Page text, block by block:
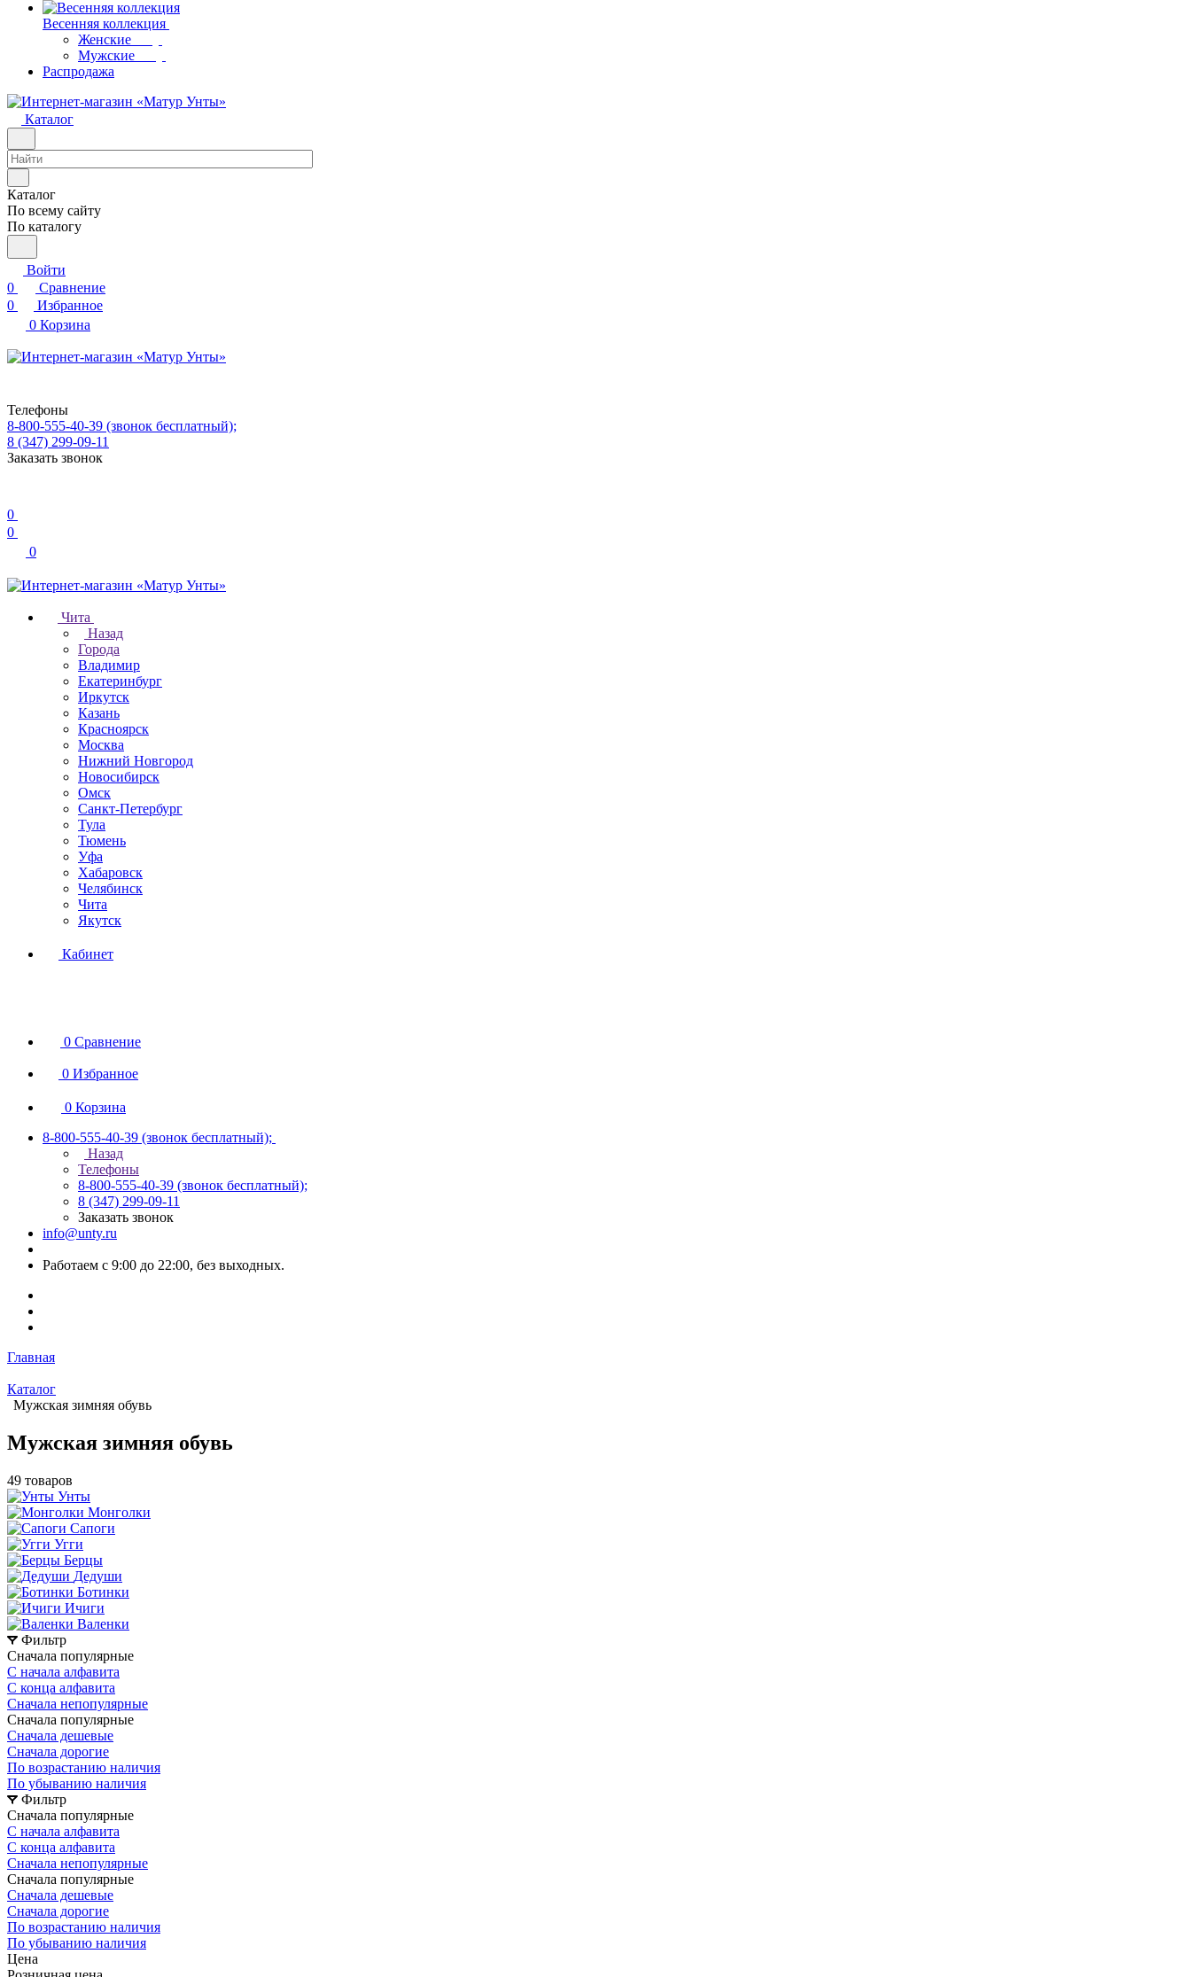
Весенняя коллекция
Женские
Мужские
Распродажа
Каталог
Каталог
По всему сайту
По каталогу
Войти
0
Сравнение
0
Избранное
0 Корзина
Телефоны
8-800-555-40-39 (звонок бесплатный);
8 (347) 299-09-11
Заказать звонок
0
0
0
Чита
Назад
Города
Владимир
Екатеринбург
Иркутск
Казань
Красноярск
Москва
Нижний Новгород
Новосибирск
Омск
Санкт-Петербург
Тула
Тюмень
Уфа
Хабаровск
Челябинск
Чита
Якутск
Кабинет
0 Сравнение
0 Избранное
0 Корзина
8-800-555-40-39 (звонок бесплатный);
Назад
Телефоны
8-800-555-40-39 (звонок бесплатный);
8 (347) 299-09-11
Заказать звонок
info@unty.ru
Работаем с 9:00 до 22:00, без выходных.
Главная
Каталог
Мужская зимняя обувь
Мужская зимняя обувь
49 товаров
Унты
Монголки
Сапоги
Угги
Берцы
Дедуши
Ботинки
Ичиги
Валенки
Фильтр
Сначала популярные
С начала алфавита
С конца алфавита
Сначала непопулярные
Сначала популярные
Сначала дешевые
Сначала дорогие
По возрастанию наличия
По убыванию наличия
Фильтр
Сначала популярные
С начала алфавита
С конца алфавита
Сначала непопулярные
Сначала популярные
Сначала дешевые
Сначала дорогие
По возрастанию наличия
По убыванию наличия
Цена